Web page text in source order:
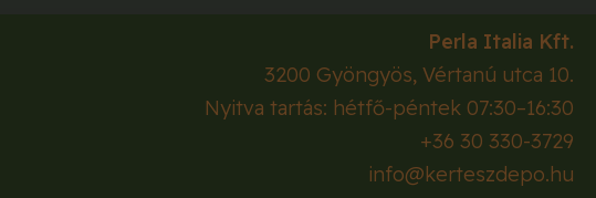
Perla Italia Kft.
3200 Gyöngyös, Vértanú utca 10.
Nyitva tartás: hétfő-péntek 07:30–16:30
+36 30 330-3729
info@kerteszdepo.hu